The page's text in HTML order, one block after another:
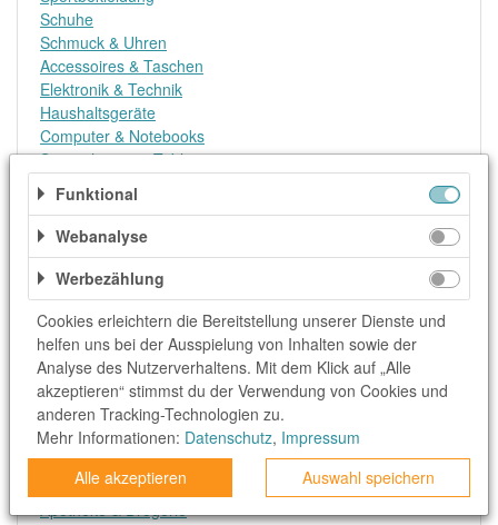
Schuhe
Schmuck & Uhren
Accessoires & Taschen
Elektronik & Technik
Haushaltsgeräte
Computer & Notebooks
Smartphones & Tablets
TV & Video
Konsolen & Video Games
Internet, DSL & Mobilfunk
Reise & Urlaub
Flüge
Hotel, Ressort & Appartment
Pauschalreisen
Mietwagen
Koffer & Reisebedarf
Erlebnisse & Events
Essen & Trinken
Lebensmittel
Lieferservice
Getränke
Apotheke & Drogerie
Funktional
Webanalyse
Werbezählung
Cookies erleichtern die Bereitstellung unserer Dienste und
helfen uns bei der Ausspielung von Inhalten sowie der
Analyse des Nutzerverhaltens. Mit dem Klick auf „Alle
akzeptieren“ stimmst du der Verwendung von Cookies und
anderen Tracking-Technologien zu.
Mehr Informationen: Datenschutz, Impressum
Alle akzeptieren
Auswahl speichern